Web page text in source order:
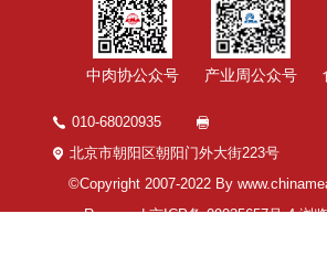
中肉协公众号 产业周公众号
010-68020935
北京市朝阳区朝阳门外大街223号
©Copyright 2007-2022 By
Reserved京ICP备 09035657号-4浏